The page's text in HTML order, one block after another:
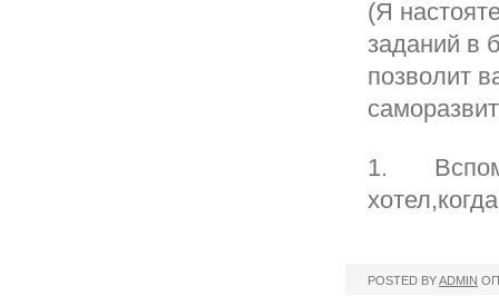
(Я
заданий в
позволит
1.
POSTED BYADMIN